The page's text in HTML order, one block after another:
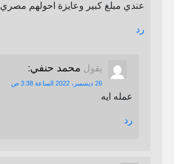
عندي مبلغ كبير وعايزة احولهم مصري
رد
يقول محمد حنفي:
26 ديسمبر، 2022 الساعة 3:38 ص
عمله ايه
رد